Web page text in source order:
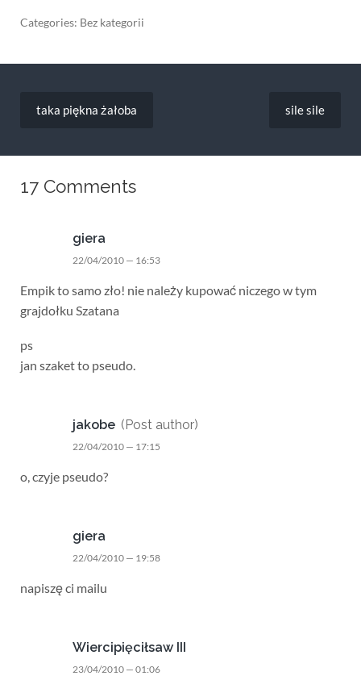
Categories: Bez kategorii
wpisu
taka piękna żałoba sile sile
17 Comments
giera
22/04/2010 — 16:53
Empik to samo zło! nie należy kupować niczego w tym
grajdołku Szatana
ps
jan szaket to pseudo.
jakobe (Post author)
22/04/2010 — 17:15
o, czyje pseudo?
giera
22/04/2010 — 19:58
napiszę ci mailu
Wiercipięciłsaw III
23/04/2010 — 01:06